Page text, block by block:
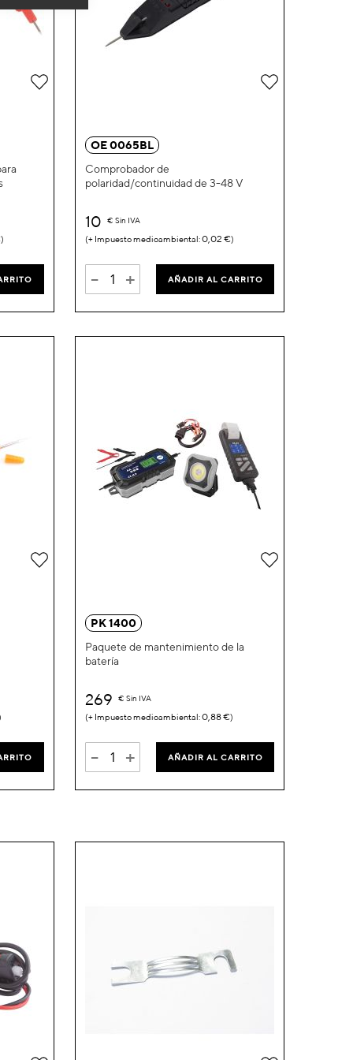
Añadir
OE 0065BL
Comprobador de
polaridad/continuidad de 3-48 V
10 € Sin IVA
0,02 €
- + AÑADIR AL CARRITO
Añadir
Añadir
PK 1400
Paquete de mantenimiento de la
batería
269 € Sin IVA
0,88 €
- + AÑADIR AL CARRITO
Añadir